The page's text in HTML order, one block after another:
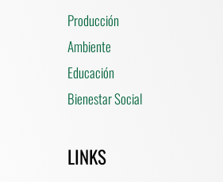
Producción
Ambiente
Educación
Bienestar Social
LINKS